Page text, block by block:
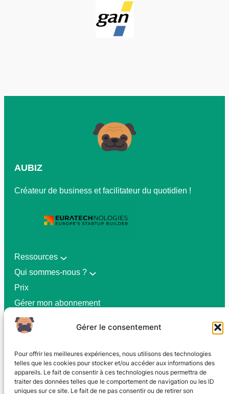
Gérer le consentement
Pour offrir les meilleures expériences, nous utilisons des technologies
telles que les cookies pour stocker et/ou accéder aux informations des
appareils. Le fait de consentir à ces technologies nous permettra de
traiter des données telles que le comportement de navigation ou les ID
uniques sur ce site. Le fait de ne pas consentir ou de retirer son
AUBIZ
Créateur de business et facilitateur du quotidien !
Ressources
Qui sommes-nous ?
Prix
Gérer mon abonnement
Politique de confidentialité
Contact